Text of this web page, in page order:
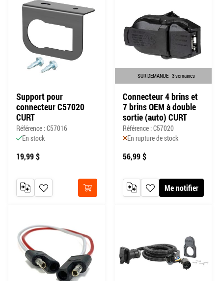
Support pour
connecteur C57020
CURT
Référence : C57016
En stock
19,99 $
Acheter
AJOUTER À MA LISTE DE SOUHAITS
AJOUTER AU COMPARATEUR
SUR DEMANDE - 3 semaines
Connecteur 4 brins et
7 brins OEM à double
sortie (auto) CURT
Référence : C57020
En rupture de stock
56,99 $
Me notifier
AJOUTER À MA LISTE DE
AJOUTER AU COMPARATEUR